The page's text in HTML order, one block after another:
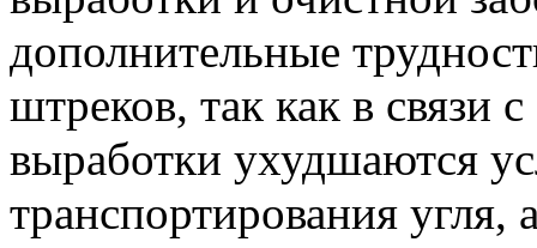
дополнительные
штреков, так как в связи
выработки ухудшаются
транспортирования угля,